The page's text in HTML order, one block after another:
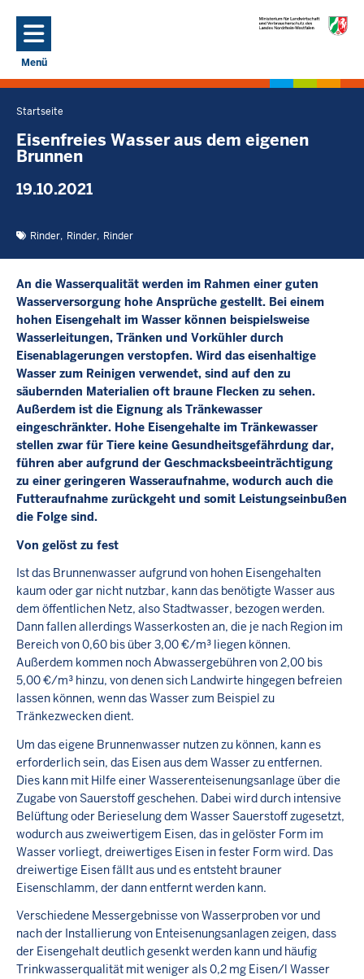
Menü
Navigation aktivieren/deaktivieren: Hauptmenü
Sie
befinden
sich
Startseite
Eisenfreies Wasser aus dem eigenen
Brunnen
19.10.2021
Rinder Rinder Rinder
An die Wasserqualität werden im Rahmen einer guten
Wasserversorgung hohe Ansprüche gestellt. Bei einem
hohen Eisengehalt im Wasser können beispielsweise
Wasserleitungen, Tränken und Vorkühler durch
Eisenablagerungen verstopfen. Wird das eisenhaltige
Wasser zum Reinigen verwendet, sind auf den zu
säubernden Materialien oft braune Flecken zu sehen.
Außerdem ist die Eignung als Tränkewasser
eingeschränkter. Hohe Eisengehalte im Tränkewasser
stellen zwar für Tiere keine Gesundheitsgefährdung dar,
führen aber aufgrund der Geschmacksbeeinträchtigung
zu einer geringeren Wasseraufnahme, wodurch auch die
Futteraufnahme zurückgeht und somit Leistungseinbußen
die Folge sind.
Von gelöst zu fest
Ist das Brunnenwasser aufgrund von hohen Eisengehalten
kaum oder gar nicht nutzbar, kann das benötigte Wasser aus
dem öffentlichen Netz, also Stadtwasser, bezogen werden.
Dann fallen allerdings Wasserkosten an, die je nach Region im
Bereich von 0,60 bis über 3,00 €/m³ liegen können.
Außerdem kommen noch Abwassergebühren von 2,00 bis
5,00 €/m³ hinzu, von denen sich Landwirte hingegen befreien
lassen können, wenn das Wasser zum Beispiel zu
Tränkezwecken dient.
Um das eigene Brunnenwasser nutzen zu können, kann es
erforderlich sein, das Eisen aus dem Wasser zu entfernen.
Dies kann mit Hilfe einer Wasserenteisenungsanlage über die
Zugabe von Sauerstoff geschehen. Dabei wird durch intensive
Belüftung oder Berieselung dem Wasser Sauerstoff zugesetzt,
wodurch aus zweiwertigem Eisen, das in gelöster Form im
Wasser vorliegt, dreiwertiges Eisen in fester Form wird. Das
dreiwertige Eisen fällt aus und es entsteht brauner
Eisenschlamm, der dann entfernt werden kann.
Verschiedene Messergebnisse von Wasserproben vor und
nach der Installierung von Enteisenungsanlagen zeigen, dass
der Eisengehalt deutlich gesenkt werden kann und häufig
Trinkwasserqualität mit weniger als 0,2 mg Eisen/l Wasser